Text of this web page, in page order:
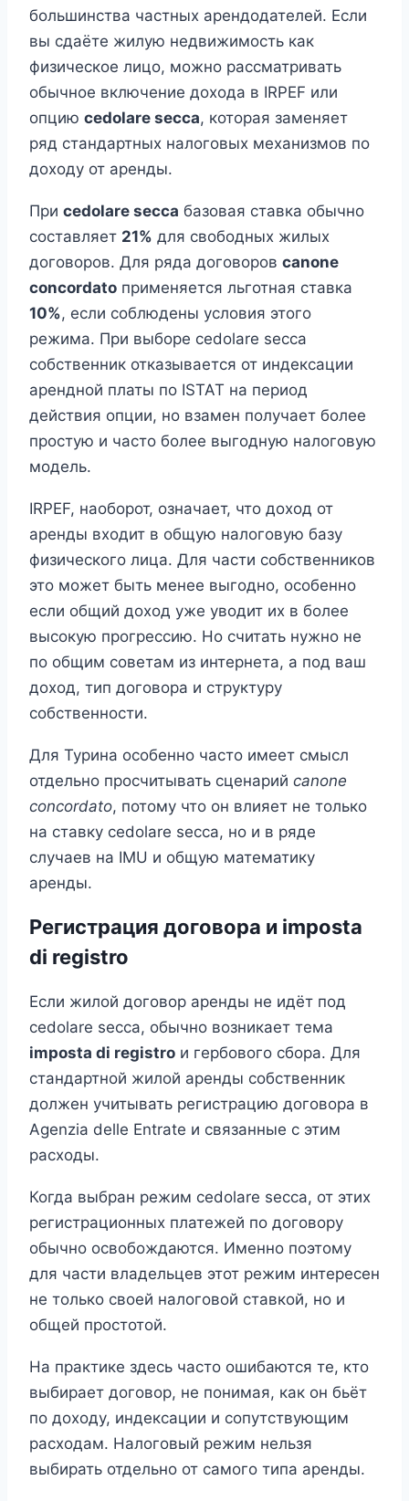
большинства частных арендодателей. Если
вы сдаёте жилую недвижимость как
физическое лицо, можно рассматривать
обычное включение дохода в IRPEF или
опцию cedolare secca, которая заменяет
ряд стандартных налоговых механизмов по
доходу от аренды.
При cedolare secca базовая ставка обычно
составляет 21% для свободных жилых
договоров. Для ряда договоров canone
concordato применяется льготная ставка
10%, если соблюдены условия этого
режима. При выборе cedolare secca
собственник отказывается от индексации
арендной платы по ISTAT на период
действия опции, но взамен получает более
простую и часто более выгодную налоговую
модель.
IRPEF, наоборот, означает, что доход от
аренды входит в общую налоговую базу
физического лица. Для части собственников
это может быть менее выгодно, особенно
если общий доход уже уводит их в более
высокую прогрессию. Но считать нужно не
по общим советам из интернета, а под ваш
доход, тип договора и структуру
собственности.
Для Турина особенно часто имеет смысл
отдельно просчитывать сценарий canone
concordato, потому что он влияет не только
на ставку cedolare secca, но и в ряде
случаев на IMU и общую математику
аренды.
Регистрация договора и imposta
di registro
Если жилой договор аренды не идёт под
cedolare secca, обычно возникает тема
imposta di registro и гербового сбора. Для
стандартной жилой аренды собственник
должен учитывать регистрацию договора в
Agenzia delle Entrate и связанные с этим
расходы.
Когда выбран режим cedolare secca, от этих
регистрационных платежей по договору
обычно освобождаются. Именно поэтому
для части владельцев этот режим интересен
не только своей налоговой ставкой, но и
общей простотой.
На практике здесь часто ошибаются те, кто
выбирает договор, не понимая, как он бьёт
по доходу, индексации и сопутствующим
расходам. Налоговый режим нельзя
выбирать отдельно от самого типа аренды.